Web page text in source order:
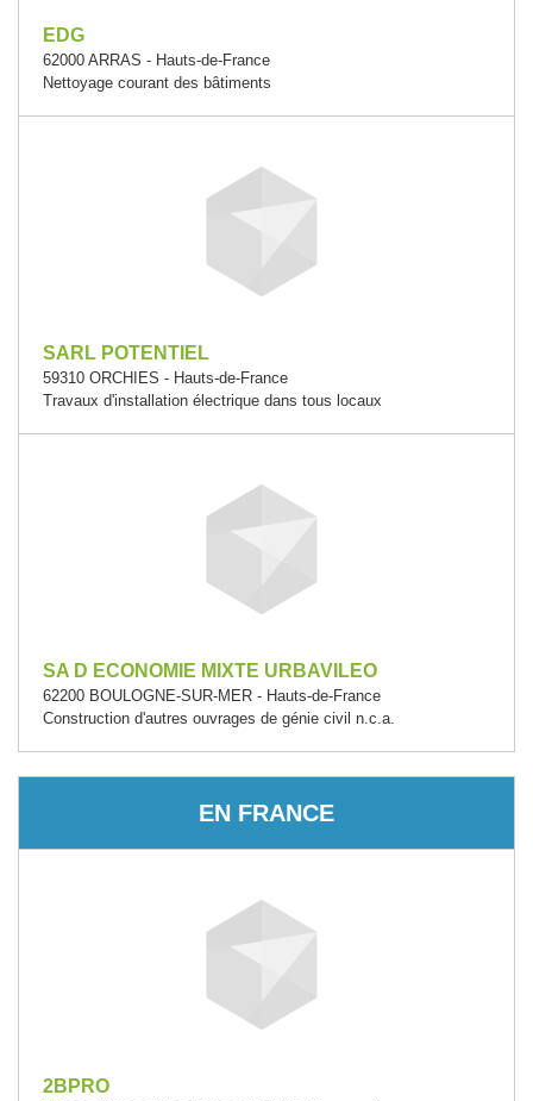
EDG
62000 ARRAS - Hauts-de-France
Nettoyage courant des bâtiments
SARL POTENTIEL
59310 ORCHIES - Hauts-de-France
Travaux d'installation électrique dans tous locaux
SA D ECONOMIE MIXTE URBAVILEO
62200 BOULOGNE-SUR-MER - Hauts-de-France
Construction d'autres ouvrages de génie civil n.c.a.
EN FRANCE
2BPRO